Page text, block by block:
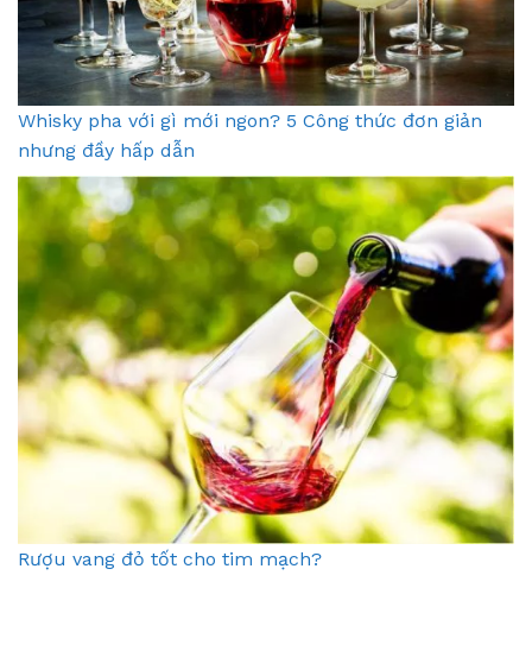
Whisky pha với gì mới ngon? 5 Công thức đơn giản
nhưng đầy hấp dẫn
Rượu vang đỏ tốt cho tim mạch?